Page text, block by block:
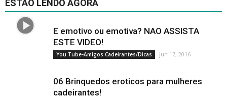
ESTAO LENDO AGORA
E emotivo ou emotiva? NAO ASSISTA
ESTE VIDEO!
You Tube-Amigos Cadeirantes/Dicas jun 17, 2016
06 Brinquedos eroticos para mulheres
cadeirantes!